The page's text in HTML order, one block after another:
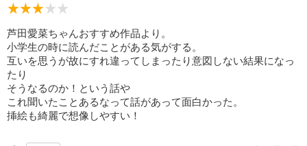
芦田愛菜ちゃんおすすめ作品より。
小学生の時に読んだことがある気がする。
互いを思うが故にすれ違ってしまったり意図しない結果になっ
たり
そうなるのか！という話や
これ聞いたことあるなって話があって面白かった。
挿絵も綺麗で想像しやすい！